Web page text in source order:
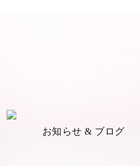
お知らせ & ブログ